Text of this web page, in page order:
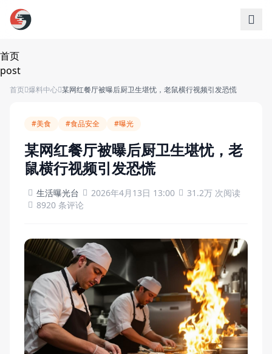
跳过导航
首页
post
首页 爆料中心 某网红餐厅被曝后厨卫生堪忧，老鼠横行视频引发恐慌
#美食 #食品安全 #曝光
某网红餐厅被曝后厨卫生堪忧，老
鼠横行视频引发恐慌
生活曝光台 2026年4月13日 13:00
31.2万 次阅读
8920 条评论